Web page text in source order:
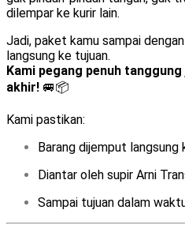
dilempar ke kurir lain.
Jadi, paket kamu sampai
langsung ke tujuan.
Kami pegang penuh
akhir! 🚐📦
Kami pastikan:
Barang dijemput langsung
Diantar oleh supir Arni
Sampai tujuan dalam